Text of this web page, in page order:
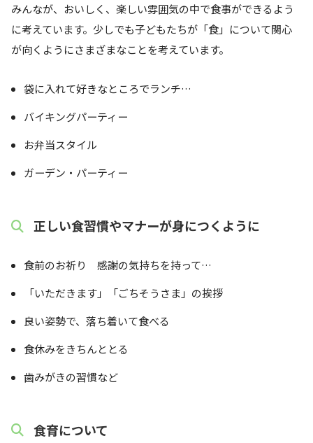
みんなが、おいしく、楽しい雰囲気の中で食事ができるよう
に考えています。少しでも子どもたちが「食」について関心
が向くようにさまざまなことを考えています。
袋に入れて好きなところでランチ…
バイキングパーティー
お弁当スタイル
ガーデン・パーティー
正しい食習慣やマナーが身につくように
食前のお祈り 感謝の気持ちを持って…
「いただきます」「ごちそうさま」の挨拶
良い姿勢で、落ち着いて食べる
食休みをきちんととる
歯みがきの習慣など
食育について